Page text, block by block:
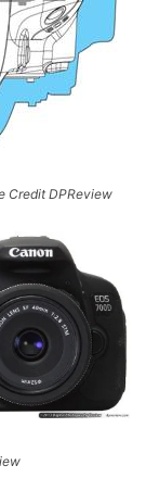
Credit DPReview